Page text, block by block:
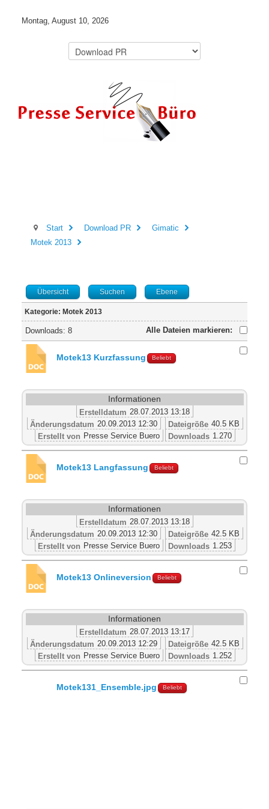
Montag, August 10, 2026
Start Download PR
Gimatic
Motek 2013
Übersicht Suchen Ebene
Kategorie: Motek 2013
Alle Dateien markieren:
Downloads: 8
Motek13 Kurzfassung Beliebt
Informationen
Erstelldatum 28.07.2013 13:18
Änderungsdatum 20.09.2013 12:30 Dateigröße 40.5 KB
Erstellt von Presse Service Buero Downloads 1.270
Motek13 Langfassung Beliebt
Informationen
Erstelldatum 28.07.2013 13:18
Änderungsdatum 20.09.2013 12:30 Dateigröße 42.5 KB
Erstellt von Presse Service Buero Downloads 1.253
Motek13 Onlineversion Beliebt
Informationen
Erstelldatum 28.07.2013 13:17
Änderungsdatum 20.09.2013 12:29 Dateigröße 42.5 KB
Erstellt von Presse Service Buero Downloads 1.252
Motek131_Ensemble.jpg Beliebt